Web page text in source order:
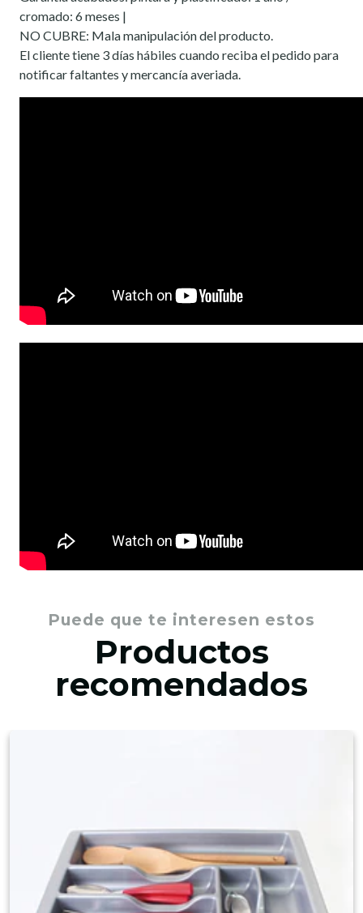
cromado: 6 meses |
NO CUBRE: Mala manipulación del producto.
El cliente tiene 3 días hábiles cuando reciba el pedido para
notificar faltantes y mercancía averiada.
Puede que te interesen estos
Productos
recomendados